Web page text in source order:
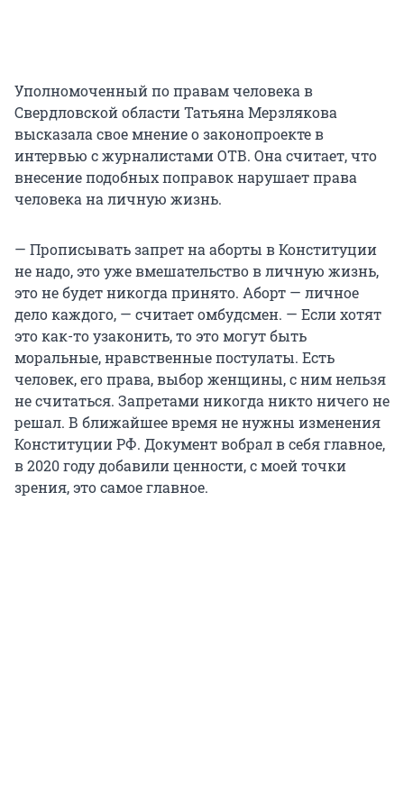
Уполномоченный по правам человека в
Свердловской области Татьяна Мерзлякова
высказала свое мнение о законопроекте в
интервью с журналистами ОТВ. Она считает, что
внесение подобных поправок нарушает права
человека на личную жизнь.
— Прописывать запрет на аборты в Конституции
не надо, это уже вмешательство в личную жизнь,
это не будет никогда принято. Аборт — личное
дело каждого, — считает омбудсмен. — Если хотят
это как-то узаконить, то это могут быть
моральные, нравственные постулаты. Есть
человек, его права, выбор женщины, с ним нельзя
не считаться. Запретами никогда никто ничего не
решал. В ближайшее время не нужны изменения
Конституции РФ. Документ вобрал в себя главное,
в 2020 году добавили ценности, с моей точки
зрения, это самое главное.